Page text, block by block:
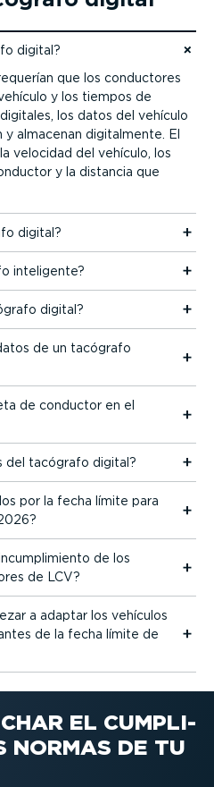
digital?
que los conductores
y los tiempos de
los datos del vehículo
almacenan digital­mente. El
velocidad del vehículo, los
y la distancia que
digital?
inteligente?
digital?
de un tacógrafo
de conductor en el
del tacógrafo digital?
por la fecha límite para
de los
de LCV?
a adaptar los vehículos
de la fecha límite de
EL CUMPLI­
NORMAS DE TU